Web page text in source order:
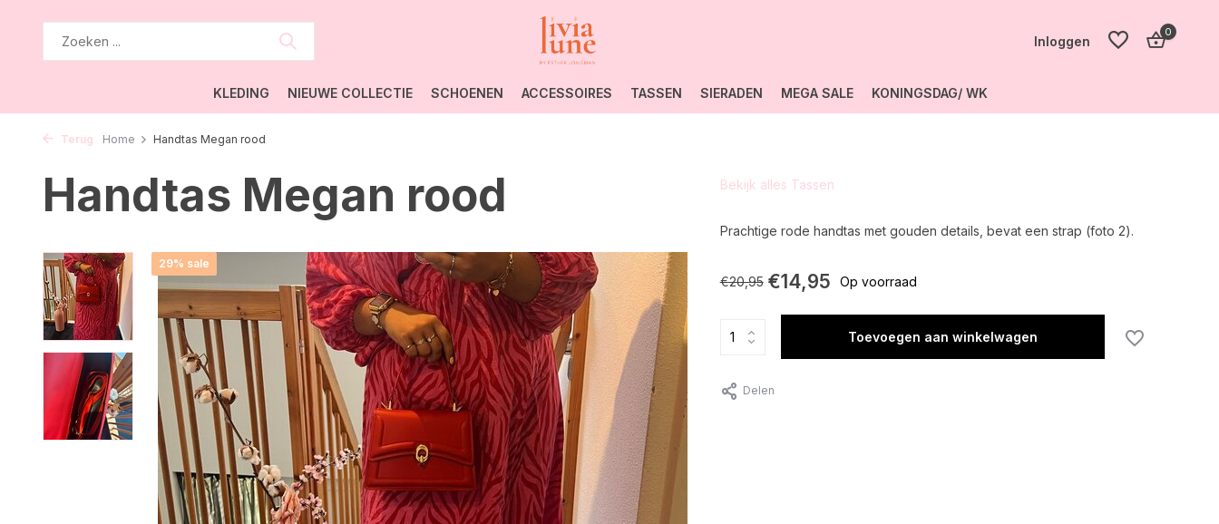
Inloggen
0
KLEDING NIEUWE COLLECTIE SCHOENEN ACCESSOIRES TASSEN SIERADEN MEGA SALE KONINGSDAG/ WK
Terug Home Handtas Megan rood
Handtas Megan rood
29% sale
Bekijk alles Tassen
Prachtige rode handtas met gouden details, bevat een strap (foto 2).
€20,95 €14,95 Op voorraad
Toevoegen aan winkelwagen
Delen